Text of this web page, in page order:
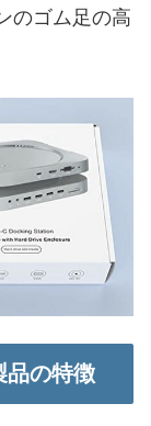
のゴム足の高
品の特徴